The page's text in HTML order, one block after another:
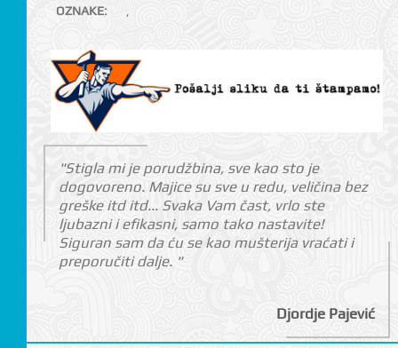
OZNAKE:
"Stigla mi je porudžbina, sve kao sto je
dogovoreno. Majice su sve u redu, veličina bez
greške itd itd... Svaka Vam čast, vrlo ste
ljubazni i efikasni, samo tako nastavite!
Siguran sam da ću se kao mušterija vraćati i
preporučiti dalje. "
Djordje Pajević